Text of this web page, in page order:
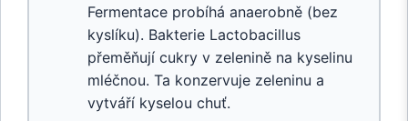
Fermentace probíhá anaerobně (bez
kyslíku). Bakterie Lactobacillus
přeměňují cukry v zelenině na kyselinu
mléčnou. Ta konzervuje zeleninu a
vytváří kyselou chuť.